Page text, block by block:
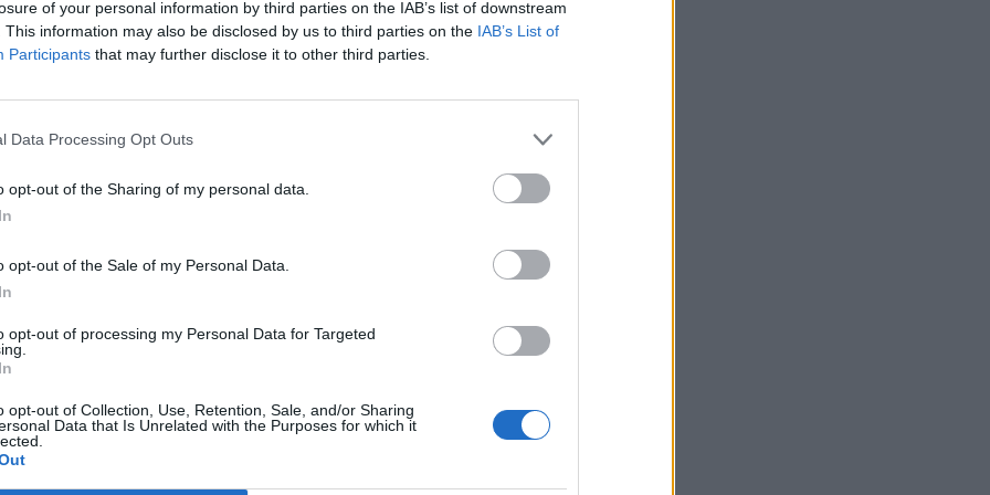
of your personal information by third parties on the IAB’s list of downstream
This information may also be disclosed by us to third parties on the IAB’s List of
Participants that may further disclose it to other third parties.
Data Processing Opt Outs
opt-out of the Sharing of my personal data.
opt-out of the Sale of my Personal Data.
opt-out of processing my Personal Data for Targeted
opt-out of Collection, Use, Retention, Sale, and/or Sharing
Data that Is Unrelated with the Purposes for which it
kisebb hatással lehet az USA-ból érkező GDP és heti friss munkaerőpiaci
fókuszában valószínűleg a ma kezdődő uniós...
portfolio.hu hírarchívumához tartozik, melynek olvasása előfizetéses
cikkarchívum
elmúlt 2 év napon belüli
Előfizetés